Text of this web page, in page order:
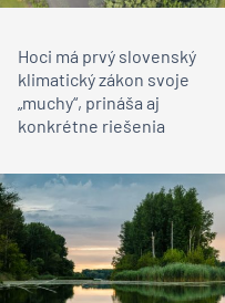
Hoci má prvý slovenský
klimatický zákon svoje
„muchy“, prináša aj
konkrétne riešenia